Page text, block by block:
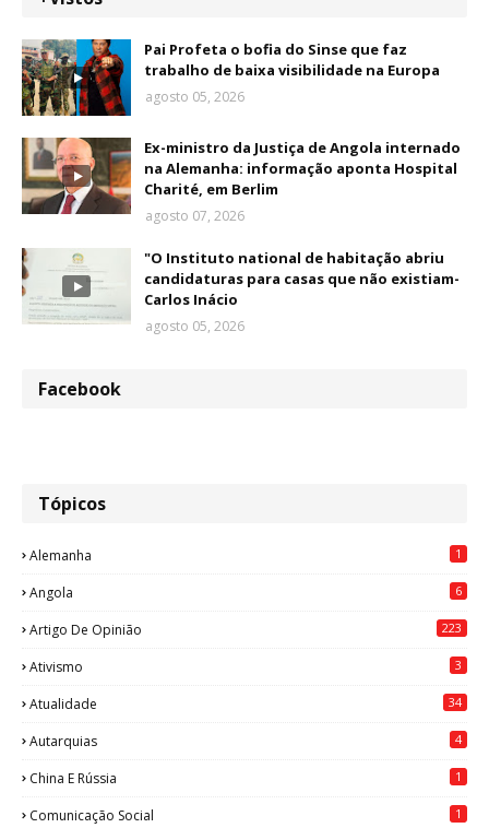
Pai Profeta o bofia do Sinse que faz
trabalho de baixa visibilidade na Europa
agosto 05, 2026
Ex-ministro da Justiça de Angola internado
na Alemanha: informação aponta Hospital
Charité, em Berlim
agosto 07, 2026
"O Instituto national de habitação abriu
candidaturas para casas que não existiam-
Carlos Inácio
agosto 05, 2026
Facebook
Tópicos
Alemanha 1
Angola 6
Artigo De Opinião 223
Ativismo 3
Atualidade 34
Autarquias 4
China E Rússia 1
Comunicação Social 1